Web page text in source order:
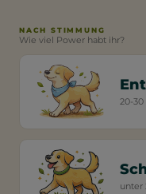
NACH STIMMUNG
Wie viel Power habt ihr?
20-
unter